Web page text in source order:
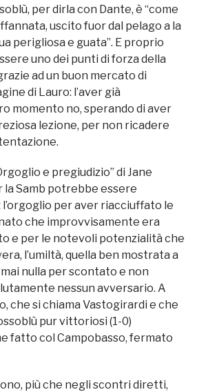
per dirla con Dante, è “come
uscito fuor dal pelago a la
perigliosa e guata”. E proprio
uno dei punti di forza della
ad un buon mercato di
di Lauro: l’aver già
momento no, sperando di aver
lezione, per non ricadere
e pregiudizio” di Jane
Samb potrebbe essere
l’orgoglio per aver riacciuffato le
che improvvisamente era
e per le notevoli potenzialità che
l’umiltà, quella ben mostrata a
nulla per scontato e non
nessun avversario. A
che si chiama Vastogirardi e che
pur vittoriosi (1-0)
fatto col Campobasso, fermato
più che negli scontri diretti,